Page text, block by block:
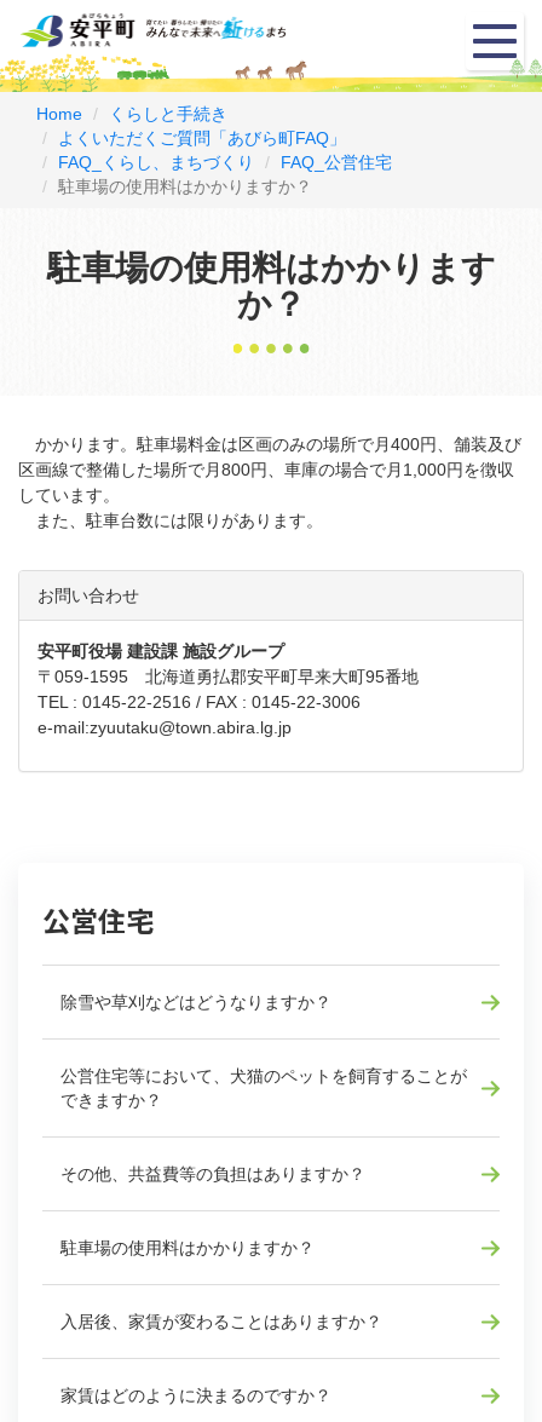
メ
ニ
ュ
Home
くらしと手続き
よくいただくご質問「あびら町FAQ」
FAQ_くらし、まちづくり
FAQ_公営住宅
駐車場の使用料はかかりますか？
駐車場の使用料はかかります
か？
かかります。駐車場料金は区画のみの場所で月400円、舗装及び
区画線で整備した場所で月800円、車庫の場合で月1,000円を徴収
しています。
また、駐車台数には限りがあります。
お問い合わせ
安平町役場 建設課 施設グループ
〒059-1595 北海道勇払郡安平町早来大町95番地
TEL : 0145-22-2516 / FAX : 0145-22-3006
e-mail:zyuutaku@town.abira.lg.jp
公営住宅
除雪や草刈などはどうなりますか？
公営住宅等において、犬猫のペットを飼育することが
できますか？
その他、共益費等の負担はありますか？
駐車場の使用料はかかりますか？
入居後、家賃が変わることはありますか？
家賃はどのように決まるのですか？